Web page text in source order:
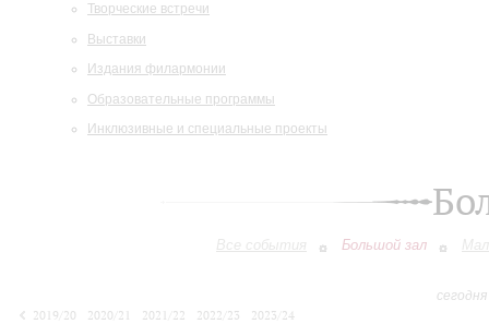
Творческие встречи
Выставки
Издания филармонии
Образовательные программы
Инклюзивные и специальные проекты
Все события Большой зал
2019/20
2020/21 2021/22 2022/23
2023/24